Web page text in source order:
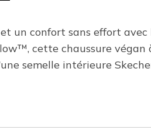
un confort sans effort
cette chaussure
semelle intérieure